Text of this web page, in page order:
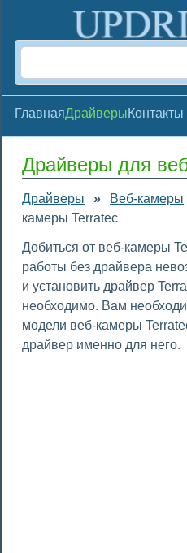
ГлавнаяДрайверыКонтакты
Драйверы для
Драйверы » Веб-камеры
камеры Terratec
Добиться от веб-камеры
работы без драйвера
и установить драйвер
необходимо. Вам
модели веб-камеры
драйвер именно для него.